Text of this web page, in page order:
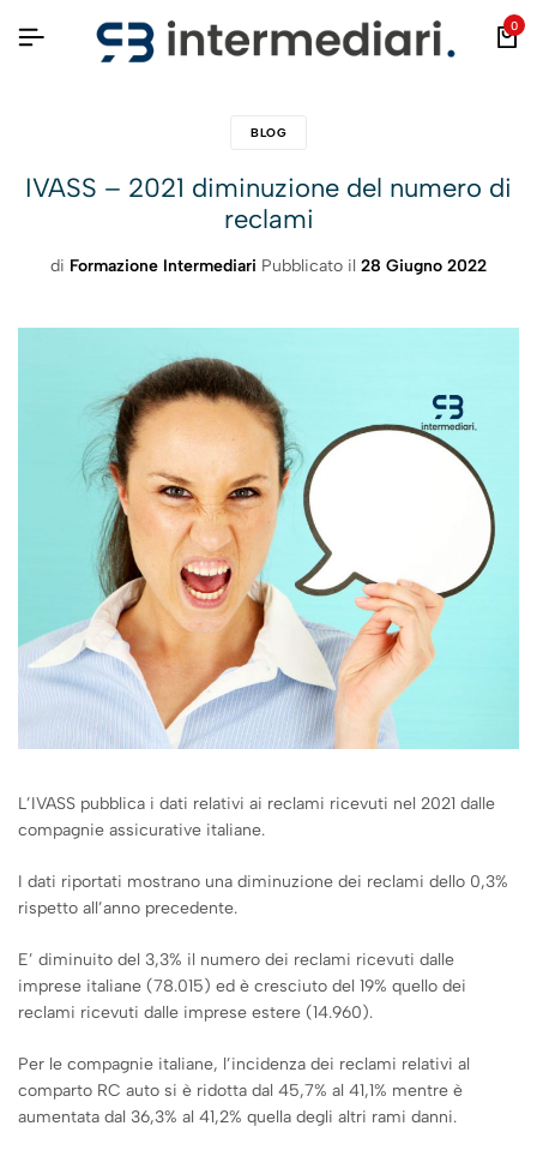
0
BLOG
IVASS – 2021 diminuzione del numero di
reclami
di Formazione Intermediari Pubblicato il 28 Giugno 2022
L’IVASS pubblica i dati relativi ai reclami ricevuti nel 2021 dalle
compagnie assicurative italiane.
I dati riportati mostrano una diminuzione dei reclami dello 0,3%
rispetto all’anno precedente.
E’ diminuito del 3,3% il numero dei reclami ricevuti dalle
imprese italiane (78.015) ed è cresciuto del 19% quello dei
reclami ricevuti dalle imprese estere (14.960).
Per le compagnie italiane, l’incidenza dei reclami relativi al
comparto RC auto si è ridotta dal 45,7% al 41,1% mentre è
aumentata dal 36,3% al 41,2% quella degli altri rami danni.